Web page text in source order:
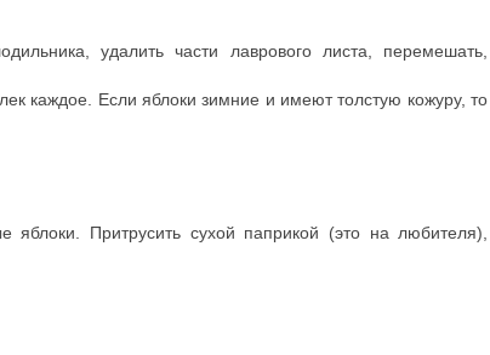
удалить части лаврового листа, перемешать,
каждое. Если яблоки зимние и имеют толстую кожуру, то
Притрусить сухой паприкой (это на любителя),